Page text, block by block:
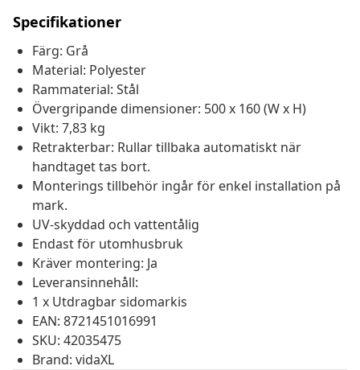
Specifikationer
Färg: Grå
Material: Polyester
Rammaterial: Stål
Övergripande dimensioner: 500 x 160 (W x H)
Vikt: 7,83 kg
Retrakterbar: Rullar tillbaka automatiskt när
handtaget tas bort.
Monterings tillbehör ingår för enkel installation på
mark.
UV-skyddad och vattentålig
Endast för utomhusbruk
Kräver montering: Ja
Leveransinnehåll:
1 x Utdragbar sidomarkis
EAN: 8721451016991
SKU: 42035475
Brand: vidaXL